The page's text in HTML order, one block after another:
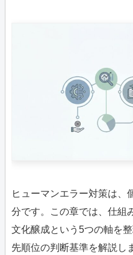
ヒューマンエラー対策は、
分です。この章では、仕組
文化醸成という5つの軸を
先順位の判断基準を解説し